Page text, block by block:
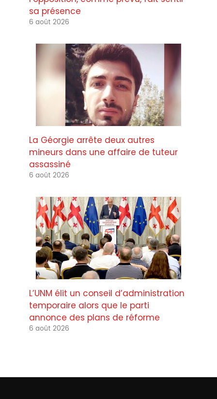
sa présence
6 août 2026
La Géorgie arrête deux autres
mineurs dans une affaire de tuteur
assassiné
6 août 2026
L’UNM élit un conseil d’administration
temporaire alors que le parti
annonce des plans de réforme
6 août 2026